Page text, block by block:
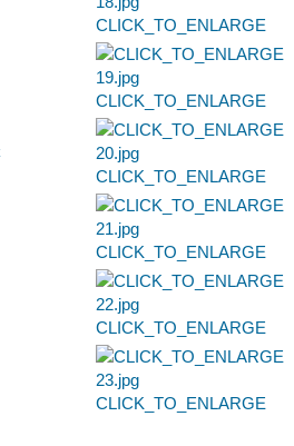
CLICK_TO_ENLARGE
CLICK_TO_ENLARGE
CLICK_TO_ENLARGE
CLICK_TO_ENLARGE
CLICK_TO_ENLARGE
CLICK_TO_ENLARGE